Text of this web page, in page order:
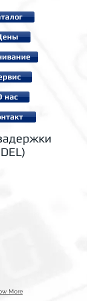
More
нас